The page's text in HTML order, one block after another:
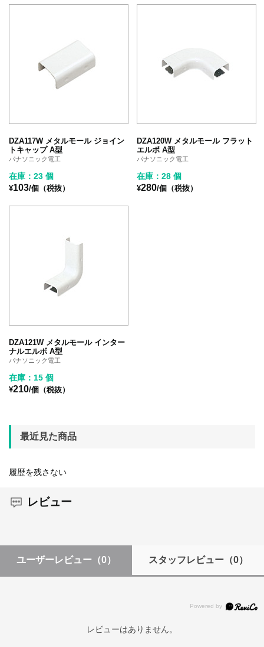
DZA117W メタルモール ジョイン
トキャップ A型
パナソニック電工
在庫：23 個
¥103/個（税抜）
DZA120W メタルモール フラット
エルボ A型
パナソニック電工
在庫：28 個
¥280/個（税抜）
DZA121W メタルモール インター
ナルエルボ A型
パナソニック電工
在庫：15 個
¥210/個（税抜）
最近見た商品
履歴を残さない
レビュー
ユーザーレビュー （0） スタッフレビュー（0）
レビューはありません。